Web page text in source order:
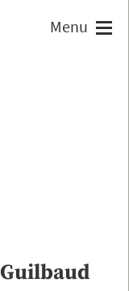
Guilbaud